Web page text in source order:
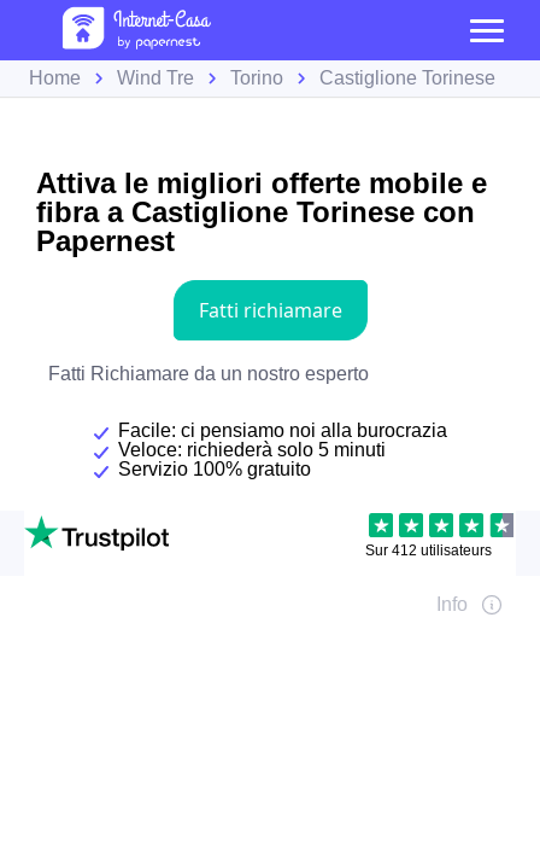
Home Wind Tre Torino Castiglione Torinese